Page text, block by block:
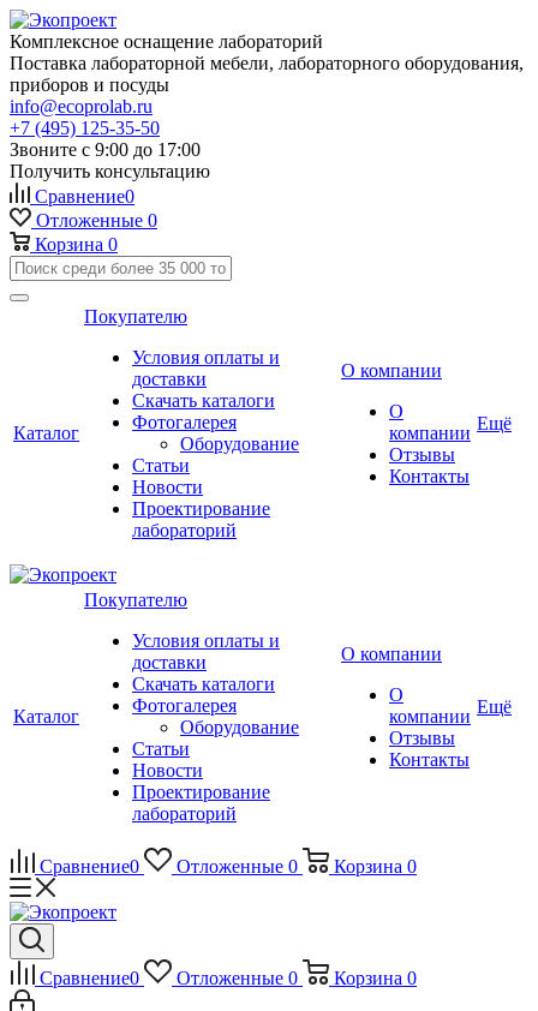
Комплексное оснащение лабораторий
Поставка лабораторной мебели, лабораторного оборудования,
приборов и посуды
info@ecoprolab.ru
+7 (495) 125-35-50
Звоните с 9:00 до 17:00
Получить консультацию
Сравнение0
Отложенные 0
Корзина 0
Каталог
Покупателю
Условия оплаты и
доставки
Скачать каталоги
Фотогалерея
Оборудование
Статьи
Новости
Проектирование
лабораторий
О компании
О
компании
Отзывы
Контакты
Ещё
Каталог
Покупателю
Условия оплаты и
доставки
Скачать каталоги
Фотогалерея
Оборудование
Статьи
Новости
Проектирование
лабораторий
О компании
О
компании
Отзывы
Контакты
Ещё
Сравнение0 Отложенные 0 Корзина 0
Сравнение0 Отложенные 0 Корзина 0